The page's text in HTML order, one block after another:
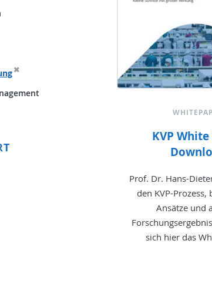
KVP
Prof. Dr. Hans-
den KVP-Prozess,
Ansätze und
sich hier das